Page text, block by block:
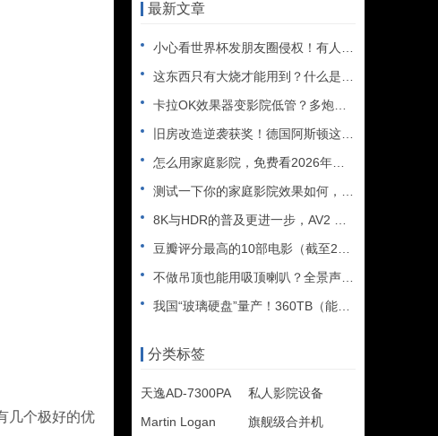
几个极好的优
最新文章
小心看世界杯发朋友圈侵权！有人被判赔108万
这东西只有大烧才能用到？什么是XLR接口？平衡音频信号线、低
卡拉OK效果器变影院低管？多炮玩家省钱了，内附调音软件免费下
旧房改造逆袭获奖！德国阿斯顿这套7.2.4全景声私人影院太惊
怎么用家庭影院，免费看2026年世界杯直播？
测试一下你的家庭影院效果如何，bobo精选测试片1~3合集
8K与HDR的普及更进一步，AV2 视频编解码器发布
豆瓣评分最高的10部电影（截至2025年）
不做吊顶也能用吸顶喇叭？全景声天空声道安装教程
我国“玻璃硬盘”量产！360TB（能装2.5万部电影），10
分类标签
天逸AD-7300PA
私人影院设备
Martin Logan
旗舰级合并机